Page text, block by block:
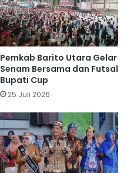
Pemkab Barito Utara Gelar
Senam Bersama dan Futsal
Bupati Cup
25 Juli 2026